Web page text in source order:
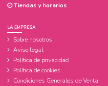
Tiendas y horarios
LA EMPRESA
Sobre nosotros
Aviso legal
Política de privacidad
Política de cookies
Condiciones Generales de Venta